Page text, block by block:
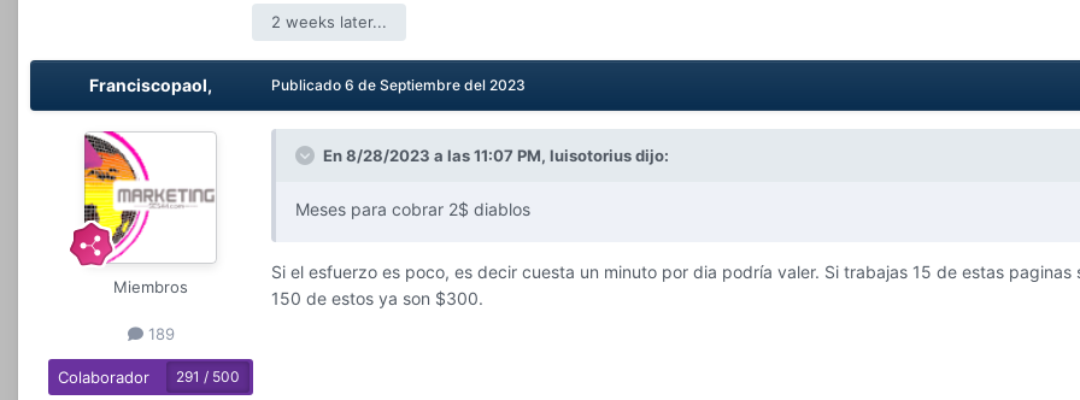
2 weeks later...
Franciscopaol,
Miembros
189
Colaborador 291 / 500
Publicado 6 de Septiembre del 2023
En 8/28/2023 a las 11:07 PM, luisotoriusdijo:
Meses para cobrar 2$ diablos
Si el esfuerzo es poco, es decir cuesta un minuto por dia podría valer. Si trabajas 15 de estas paginas
150 de estos ya son $300.